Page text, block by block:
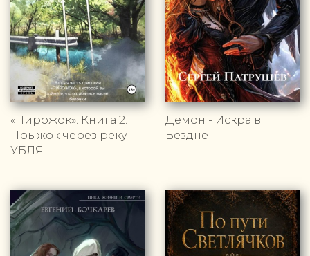
«Пирожок». Книга 2.
Прыжок через реку
УБЛЯ
Демон - Искра в
Бездне